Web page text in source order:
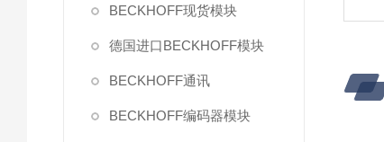
BECKHOFF现货模块
德国进口BECKHOFF模块
BECKHOFF通讯
BECKHOFF编码器模块